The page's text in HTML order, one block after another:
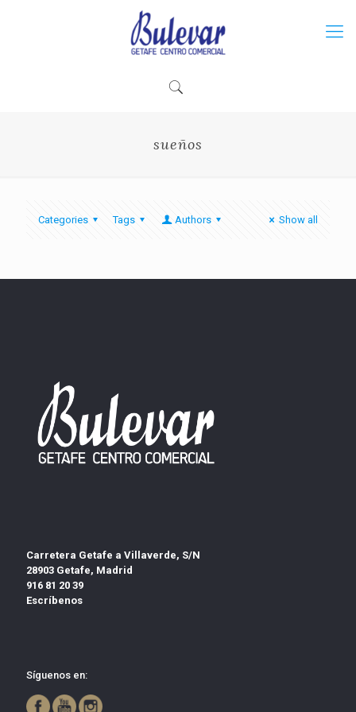
sueños
Categories Tags Authors Show all
Carretera Getafe a Villaverde, S/N
28903 Getafe, Madrid
916 81 20 39
Escríbenos
Síguenos en: